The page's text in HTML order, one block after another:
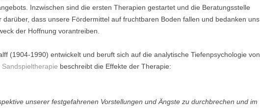
Inzwischen sind die ersten Therapien gestartet und die Beratungsstelle
darüber, dass unsere Fördermittel auf fruchtbaren Boden fallen und bedanken uns
der Hoffnung vorantreiben.
(1904-1990) entwickelt und beruft sich auf die analytische Tiefenpsychologie von
beschreibt die Effekte der Therapie:
unserer festgefahrenen Vorstellungen und Ängste zu durchbrechen und im